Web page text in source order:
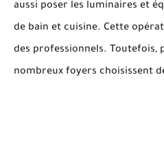
aussi poser les luminaires et
de bain et cuisine. Cette
des professionnels. Toutefois,
nombreux foyers choisissent